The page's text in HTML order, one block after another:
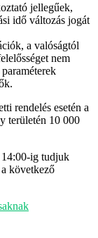
jellegűek,
idő változás jogát
a valóságtól
nem
rendelés esetén a
területén 10 000
14:00-ig tudjuk
következő